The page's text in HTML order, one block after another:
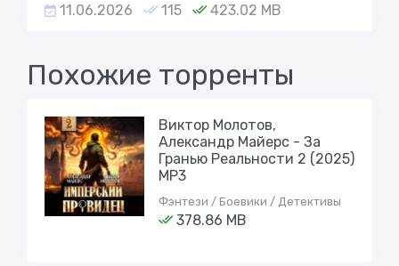
11.06.2026 115 423.02 MB
Похожие торренты
Виктор Молотов,
Александр Майерс - За
Гранью Реальности 2 (2025)
МР3
Фэнтези / Боевики / Детективы
378.86 MB